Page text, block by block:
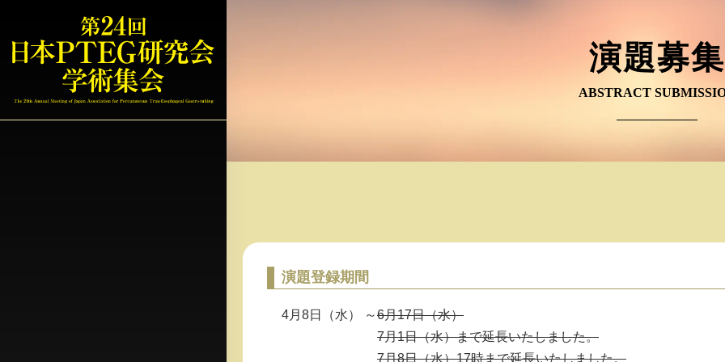
演題募集
ABSTRACT
演題登録期間
4月8日（水） ～6月17日（水）
7月1日（水）まで延長いたしました。
7月8日（水）17時まで延長いたしました。